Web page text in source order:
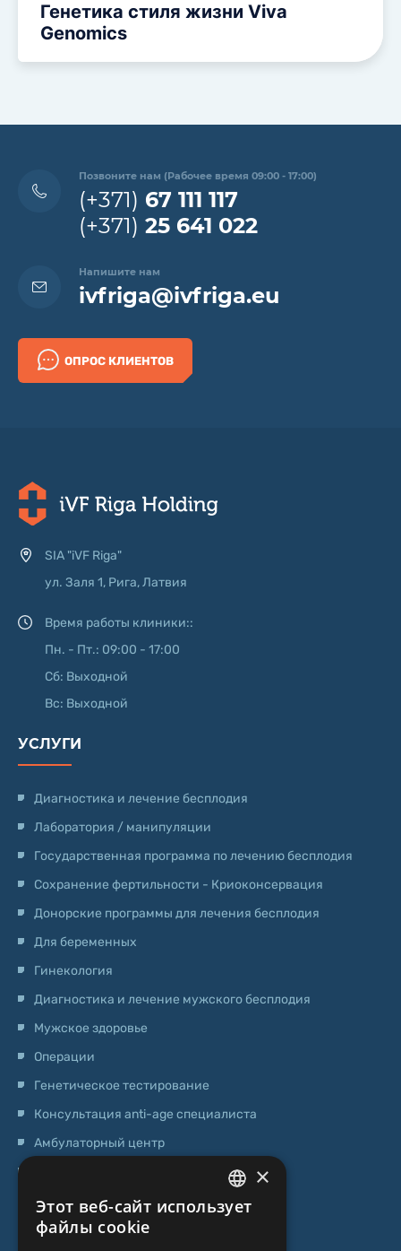
Генетика стиля жизни Viva
Genomics
Позвоните нам (Рабочее время 09:00 - 17:00)
(+371) 67 111 117
(+371) 25 641 022
Напишите нам
ivfriga@ivfriga.eu
ОПРОС КЛИЕНТОВ
SIA "iVF Riga"
ул. Заля 1, Рига, Латвия
Время работы клиники::
Пн. - Пт.: 09:00 - 17:00
Сб: Выходной
Вс: Выходной
УСЛУГИ
Диагностика и лечение бесплодия
Лаборатория / манипуляции
Государственная программа по лечению бесплодия
Сохранение фертильности - Криоконсервация
Донорские программы для лечения бесплодия
Для беременных
Гинекология
Диагностика и лечение мужского бесплодия
Мужское здоровье
Операции
Генетическое тестирование
Консультация anti-age специалиста
Амбулаторный центр
О НАС LATVIAN
×
Этот веб-сайт использует
файлы cookie